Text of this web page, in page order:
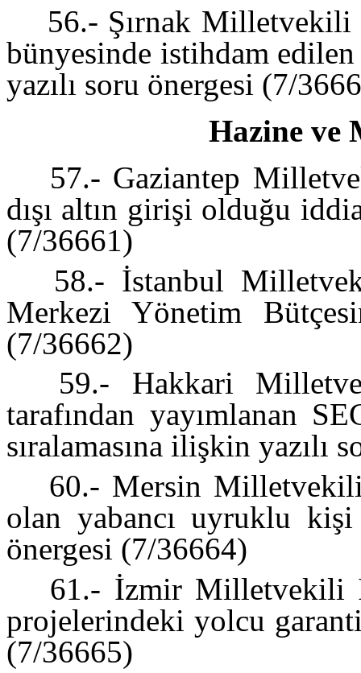
56.- Şırnak Milletvekili
bünyesinde istihdam edilen
yazılı soru önergesi (7/
Hazine ve
57.- Gaziantep
dışı altın girişi olduğu
(7/36661)
58.- İstanbul
Merkezi Yönetim
(7/36662)
59.- Hakkari
tarafından yayımlanan
sıralamasına ilişkin yazılı
60.- Mersin
olan yabancı uyruklu
önergesi (7/36664)
61.- İzmir Milletvekili
projelerindeki yolcu
(7/36665)